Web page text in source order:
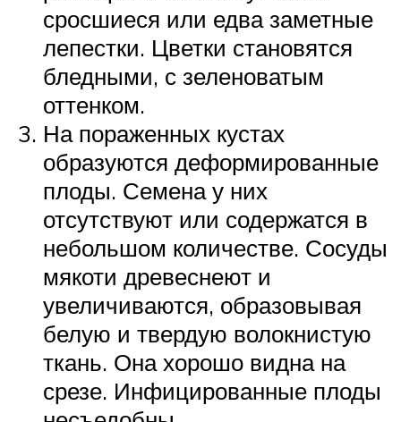
сросшиеся или едва заметные
лепестки. Цветки становятся
бледными, с зеленоватым
оттенком.
На пораженных кустах
образуются деформированные
плоды. Семена у них
отсутствуют или содержатся в
небольшом количестве. Сосуды
мякоти древеснеют и
увеличиваются, образовывая
белую и твердую волокнистую
ткань. Она хорошо видна на
срезе. Инфицированные плоды